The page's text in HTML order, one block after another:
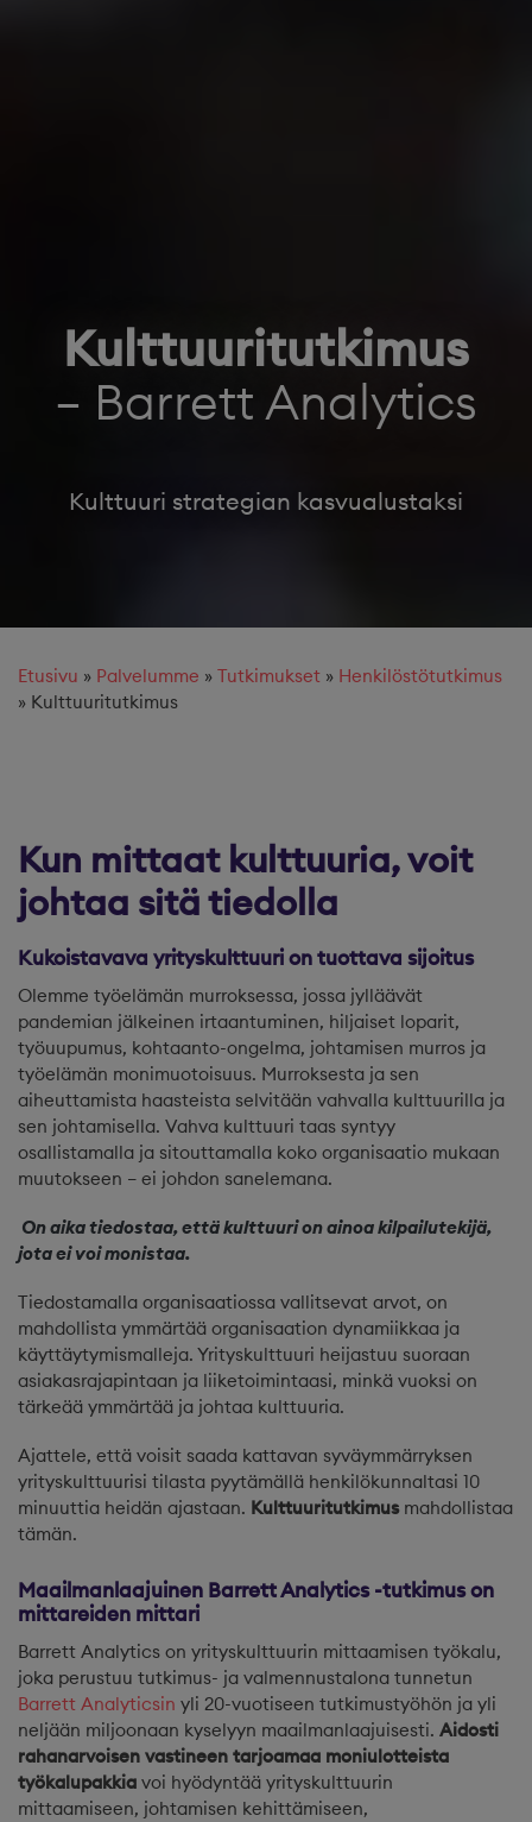
Kulttuuritutkimus
– Barrett Analytics
Kulttuuri strategian kasvualustaksi
Etusivu » Palvelumme » Tutkimukset » Henkilöstötutkimus
» Kulttuuritutkimus
Kun mittaat kulttuuria, voit
johtaa sitä tiedolla
Kukoistavava yrityskulttuuri on tuottava sijoitus
Olemme työelämän murroksessa, jossa jylläävät
pandemian jälkeinen irtaantuminen, hiljaiset loparit,
työuupumus, kohtaanto-ongelma, johtamisen murros ja
työelämän monimuotoisuus. Murroksesta ja sen
aiheuttamista haasteista selvitään vahvalla kulttuurilla ja
sen johtamisella. Vahva kulttuuri taas syntyy
osallistamalla ja sitouttamalla koko organisaatio mukaan
muutokseen – ei johdon sanelemana.
On aika tiedostaa, että kulttuuri on ainoa kilpailutekijä,
jota ei voi monistaa.
Tiedostamalla organisaatiossa vallitsevat arvot, on
mahdollista ymmärtää organisaation dynamiikkaa ja
käyttäytymismalleja. Yrityskulttuuri heijastuu suoraan
asiakasrajapintaan ja liiketoimintaasi, minkä vuoksi on
tärkeää ymmärtää ja johtaa kulttuuria.
Ajattele, että voisit saada kattavan syväymmärryksen
yrityskulttuurisi tilasta pyytämällä henkilökunnaltasi 10
minuuttia heidän ajastaan. Kulttuuritutkimusmahdollistaa
tämän.
Maailmanlaajuinen Barrett Analytics -tutkimus on
mittareiden mittari
Barrett Analytics on yrityskulttuurin mittaamisen työkalu,
joka perustuu tutkimus- ja valmennustalona tunnetun
Barrett Analyticsin yli 20-vuotiseen tutkimustyöhön ja yli
neljään miljoonaan kyselyyn maailmanlaajuisesti. Aidosti
rahanarvoisen vastineen tarjoamaa moniulotteista
työkalupakkia voi hyödyntää yrityskulttuurin
mittaamiseen, johtamisen kehittämiseen,